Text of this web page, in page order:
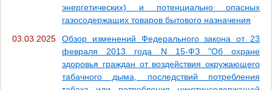
энергетических) и потенциально опасных
газосодержащих товаров бытового назначения
03.03.2025
Обзор изменений Федерального закона от 23
февраля 2013 года N 15-ФЗ "Об охране
здоровья граждан от воздействия окружающего
табачного дыма, последствий потребления